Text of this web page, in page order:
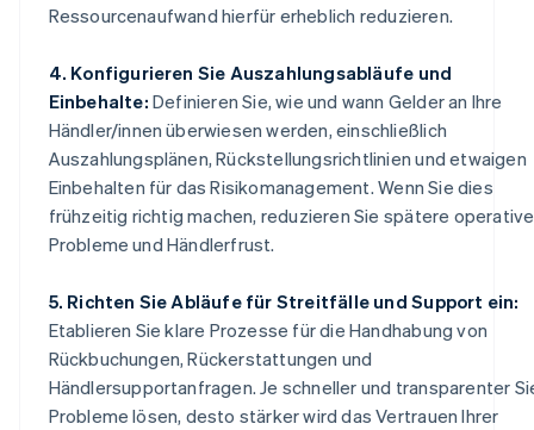
Ressourcenaufwand hierfür erheblich reduzieren.
4. Konfigurieren Sie Auszahlungsabläufe und
Einbehalte: Definieren Sie, wie und wann Gelder an Ihre
Händler/innen überwiesen werden, einschließlich
Auszahlungsplänen, Rückstellungsrichtlinien und etwaigen
Einbehalten für das Risikomanagement. Wenn Sie dies
frühzeitig richtig machen, reduzieren Sie spätere operative
Probleme und Händlerfrust.
5. Richten Sie Abläufe für Streitfälle und Support ein:
Etablieren Sie klare Prozesse für die Handhabung von
Rückbuchungen, Rückerstattungen und
Händlersupportanfragen. Je schneller und transparenter
Probleme lösen, desto stärker wird das Vertrauen Ihrer